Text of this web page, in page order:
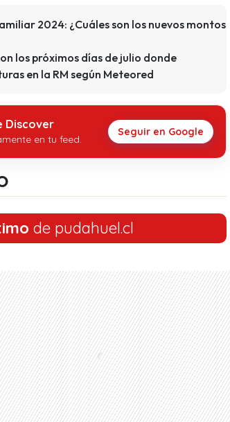
2024: ¿Cuáles son los nuevos montos
los próximos días de julio donde
en la RM según Meteored
Discover
en tu feed.
Seguir en Google
de pudahuel.cl